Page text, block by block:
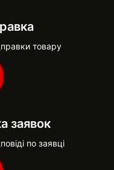
товару
заявок
по заявці